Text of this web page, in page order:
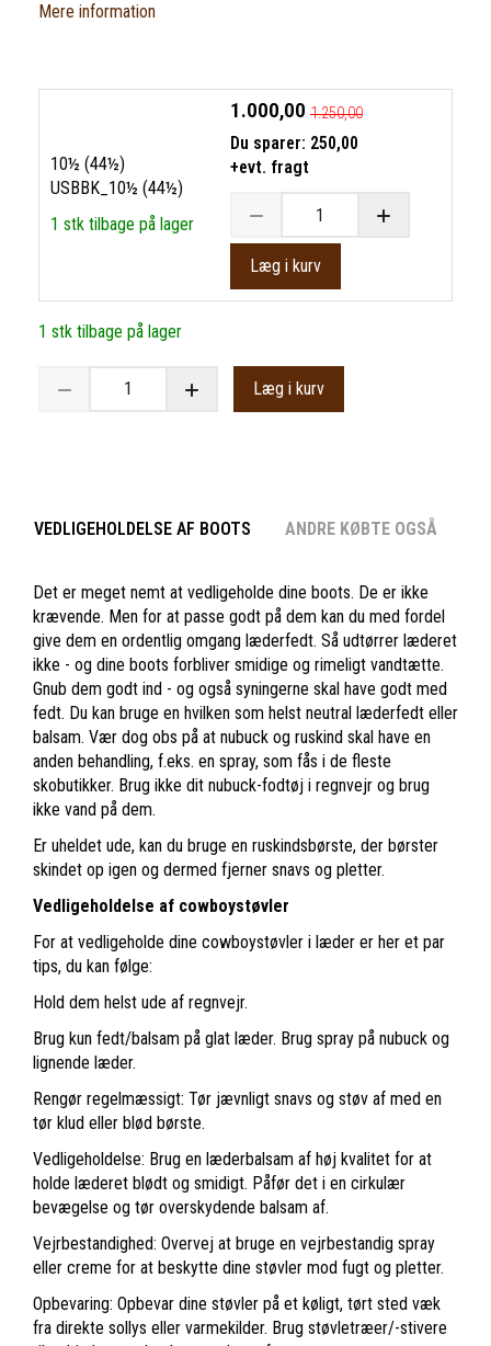
Mere information
10½ (44½)
USBBK_10½ (44½)
1 stk tilbage på lager
1.000,00 1.250,00
Du sparer: 250,00
+evt. fragt
Læg i kurv
1 stk tilbage på lager
Læg i kurv
VEDLIGEHOLDELSE AF BOOTS ANDRE KØBTE OGSÅ
Det er meget nemt at vedligeholde dine boots. De er ikke
krævende. Men for at passe godt på dem kan du med fordel
give dem en ordentlig omgang læderfedt. Så udtørrer læderet
ikke - og dine boots forbliver smidige og rimeligt vandtætte.
Gnub dem godt ind - og også syningerne skal have godt med
fedt. Du kan bruge en hvilken som helst neutral læderfedt eller
balsam. Vær dog obs på at nubuck og ruskind skal have en
anden behandling, f.eks. en spray, som fås i de fleste
skobutikker. Brug ikke dit nubuck-fodtøj i regnvejr og brug
ikke vand på dem.
Er uheldet ude, kan du bruge en ruskindsbørste, der børster
skindet op igen og dermed fjerner snavs og pletter.
Vedligeholdelse af cowboystøvler
For at vedligeholde dine cowboystøvler i læder er her et par
tips, du kan følge:
Hold dem helst ude af regnvejr.
Brug kun fedt/balsam på glat læder. Brug spray på nubuck og
lignende læder.
Rengør regelmæssigt: Tør jævnligt snavs og støv af med en
tør klud eller blød børste.
Vedligeholdelse: Brug en læderbalsam af høj kvalitet for at
holde læderet blødt og smidigt. Påfør det i en cirkulær
bevægelse og tør overskydende balsam af.
Vejrbestandighed: Overvej at bruge en vejrbestandig spray
eller creme for at beskytte dine støvler mod fugt og pletter.
Opbevaring: Opbevar dine støvler på et køligt, tørt sted væk
fra direkte sollys eller varmekilder. Brug støvletræer/-stivere